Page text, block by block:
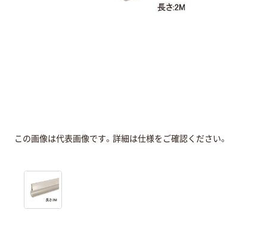
この画像は代表画像です。詳細は仕様をご確認ください。